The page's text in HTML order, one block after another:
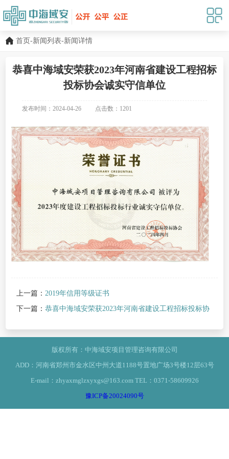
首页-新闻列表-新闻详情
恭喜中海域安荣获2023年河南省建设工程招标
投标协会诚实守信单位
发布时间：2024-04-26 点击数： 1201
上一篇：2019年信用等级证书
下一篇：恭喜中海域安荣获2023年河南省建设工程招标投标协
版权所有：中海域安项目管理咨询有限公司
ADD：河南省郑州市金水区中州大道1188号置地广场3号楼12层63号
E-mail：zhyaxmglzxyxgs@163.com TEL：0371-58609926
豫ICP备20024090号